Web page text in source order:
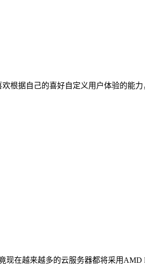
据自己的喜好自定义用户体验的能力
在越来越多的云服务器都将采用AMD